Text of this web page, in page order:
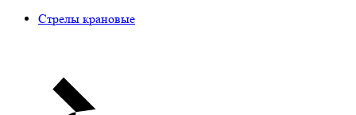
Стрелы крановые